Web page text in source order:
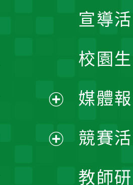
宣導
校園
媒體
競賽
教師
開